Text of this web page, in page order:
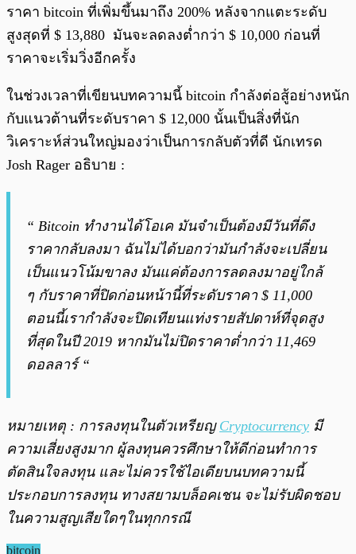
ราคา bitcoin ที่เพิ่มขึ้นมาถึง 200% หลังจากแตะระดับ
สูงสุดที่ $ 13,880 มันจะลดลงต่ำกว่า $ 10,000 ก่อนที่
ราคาจะเริ่มวิ่งอีกครั้ง
ในช่วงเวลาที่เขียนบทความนี้ bitcoin กำลังต่อสู้อย่างหนัก
กับแนวต้านที่ระดับราคา $ 12,000 นั้นเป็นสิ่งที่นัก
วิเคราะห์ส่วนใหญ่มองว่าเป็นการกลับตัวที่ดี นักเทรด
Josh Rager อธิบาย :
“ Bitcoin ทำงานได้โอเค มันจำเป็นต้องมีวันที่ดึง
ราคากลับลงมา ฉันไม่ได้บอกว่ามันกำลังจะเปลี่ยน
เป็นแนวโน้มขาลง มันแค่ต้องการลดลงมาอยู่ใกล้
ๆ กับราคาที่ปิดก่อนหน้านี้ที่ระดับราคา $ 11,000
ตอนนี้เรากำลังจะปิดเทียนแท่งรายสัปดาห์ที่จุดสูง
ที่สุดในปี 2019 หากมันไม่ปิดราคาต่ำกว่า 11,469
ดอลลาร์ “
หมายเหตุ : การลงทุนในตัวเหรียญ Cryptocurrency มี
ความเสี่ยงสูงมาก ผู้ลงทุนควรศึกษาให้ดีก่อนทำการ
ตัดสินใจลงทุน และไม่ควรใช้ไอเดียบนบทความนี้
ประกอบการลงทุน ทางสยามบล็อคเชน จะไม่รับผิดชอบ
ในความสูญเสียใดๆในทุกกรณี
bitcoin